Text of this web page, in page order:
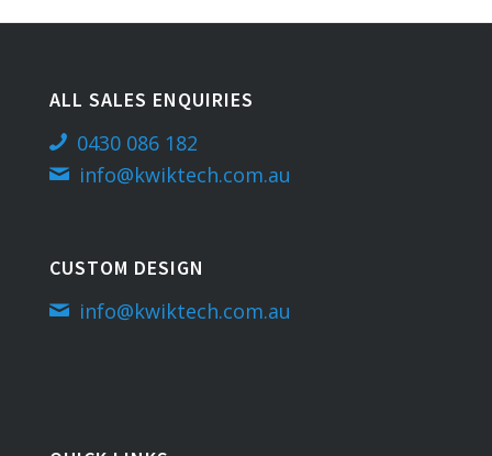
ALL SALES ENQUIRIES
0430 086 182
info@kwiktech.com.au
CUSTOM DESIGN
info@kwiktech.com.au